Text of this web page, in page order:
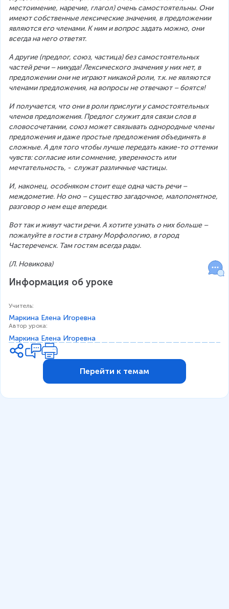
местоимение, наречие, глагол) очень самостоятельны. Они
имеют собственные лексические значения, в предложении
являются его членами. К ним и вопрос задать можно, они
всегда на него ответят.
А другие (предлог, союз, частица) без самостоятельных
частей речи – никуда! Лексического значения у них нет, в
предложении они не играют никакой роли, т.к. не являются
членами предложения, на вопросы не отвечают – боятся!
И получается, что они в роли прислуги у самостоятельных
членов предложения. Предлог служит для связи слов в
словосочетании, союз может связывать однородные члены
предложения и даже простые предложения объединять в
сложные. А для того чтобы лучше передать какие-то оттенки
чувств: согласие или сомнение, уверенность или
мечтательность, -  служат различные частицы.
И, наконец, особняком стоит еще одна часть речи –
междометие. Но оно – существо загадочное, малопонятное,
разговор о нем еще впереди.
Вот так и живут части речи. А хотите узнать о них больше –
пожалуйте в гости в страну Морфологию, в город
Частереченск. Там гостям всегда рады.
(Л. Новикова)
Информация об уроке
Учитель:
Маркина Елена Игоревна
Автор урока:
Маркина Елена Игоревна
Перейти к темам